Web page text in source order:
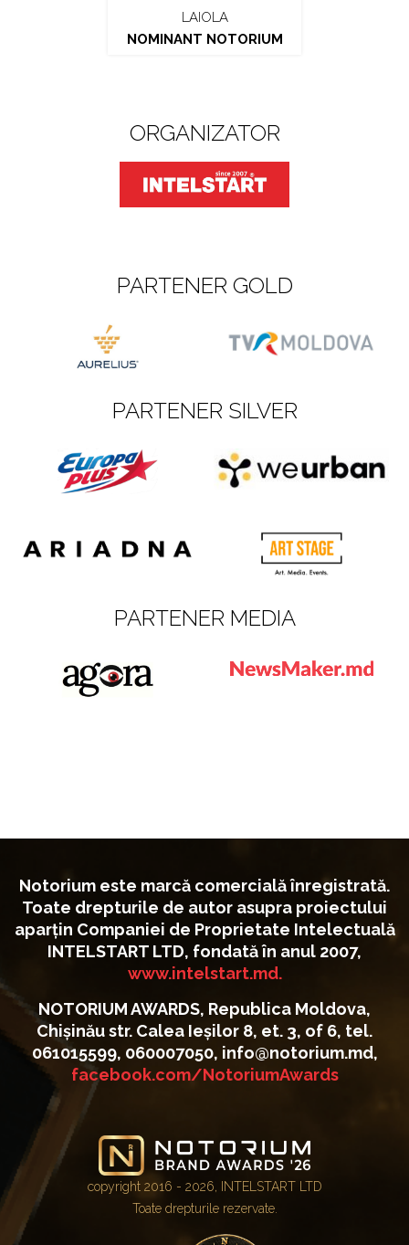
LAIOLA
NOMINANT NOTORIUM
ORGANIZATOR
PARTENER GOLD
PARTENER SILVER
PARTENER MEDIA
Notorium este marcă comercială înregistrată.
Toate drepturile de autor asupra proiectului
aparțin Companiei de Proprietate Intelectuală
INTELSTART LTD, fondată în anul 2007,
www.intelstart.md.
NOTORIUM AWARDS, Republica Moldova,
Chișinău str. Calea Ieșilor 8, et. 3, of 6, tel.
061015599, 060007050, info@notorium.md,
facebook.com/NotoriumAwards
copyright 2016 - 2026, INTELSTART LTD
Toate drepturile rezervate.